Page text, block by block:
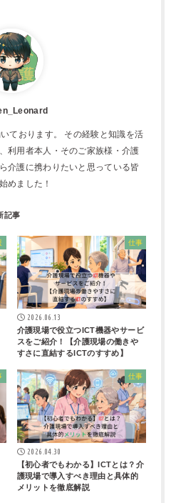
ております。 その経験と知識を活
利用者本人・そのご家族様・介護
介護に携わりたいと思っている皆
めました！
仕事
2026.06.13
介護現場で役立つICT機器やサービ
スをご紹介！【介護現場の働きや
すさに直結するICTのすすめ】
仕事
2026.04.30
【初心者でもわかる】ICTとは？介
護現場で導入すべき理由と具体的
メリットを徹底解説